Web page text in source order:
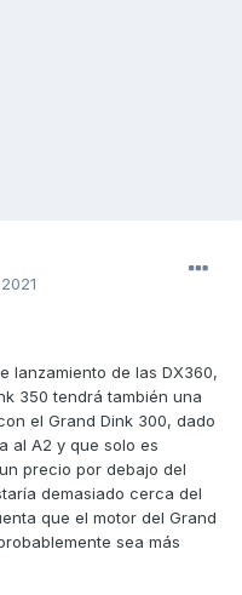
lanzamiento de las DX360,
350 tendrá también una
el Grand Dink 300, dado
al A2 y que solo es
precio por debajo del
demasiado cerca del
que el motor del Grand
sea más